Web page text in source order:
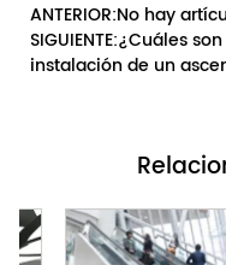
ANTERIOR:No hay
SIGUIENTE:¿Cuáles
instalación de un